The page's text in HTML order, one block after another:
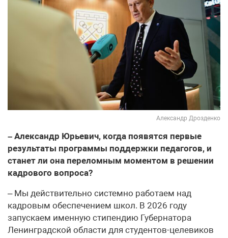
Александр Дрозденко
– Александр Юрьевич, когда появятся первые
результаты программы поддержки педагогов, и
станет ли она переломным моментом в решении
кадрового вопроса?
– Мы действительно системно работаем над
кадровым обеспечением школ. В 2026 году
запускаем именную стипендию Губернатора
Ленинградской области для студентов-целевиков